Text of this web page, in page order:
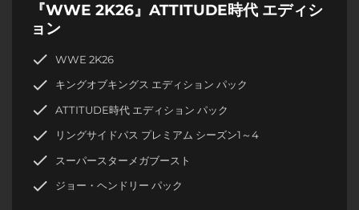
『WWE 2K26』ATTITUDE時代 エディシ
ョン
WWE 2K26
キングオブキングス エディション パック
ATTITUDE時代 エディション パック
リングサイドパス プレミアム シーズン1～4
スーパースターメガブースト
ジョー・ヘンドリー パック